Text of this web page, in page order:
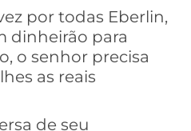
por todas Eberlin,
dinheirão para
o senhor precisa
as reais
de seu